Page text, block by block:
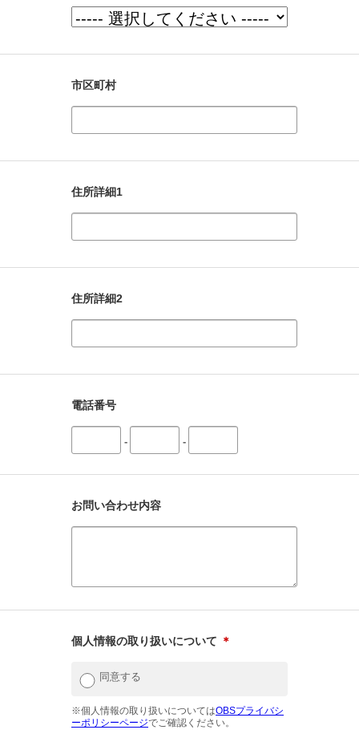
市区町村
住所詳細1
住所詳細2
電話番号
- -
お問い合わせ内容
個人情報の取り扱いについて ＊
同意する
※個人情報の取り扱いについてはOBSプライバシ
ーポリシーページでご確認ください。